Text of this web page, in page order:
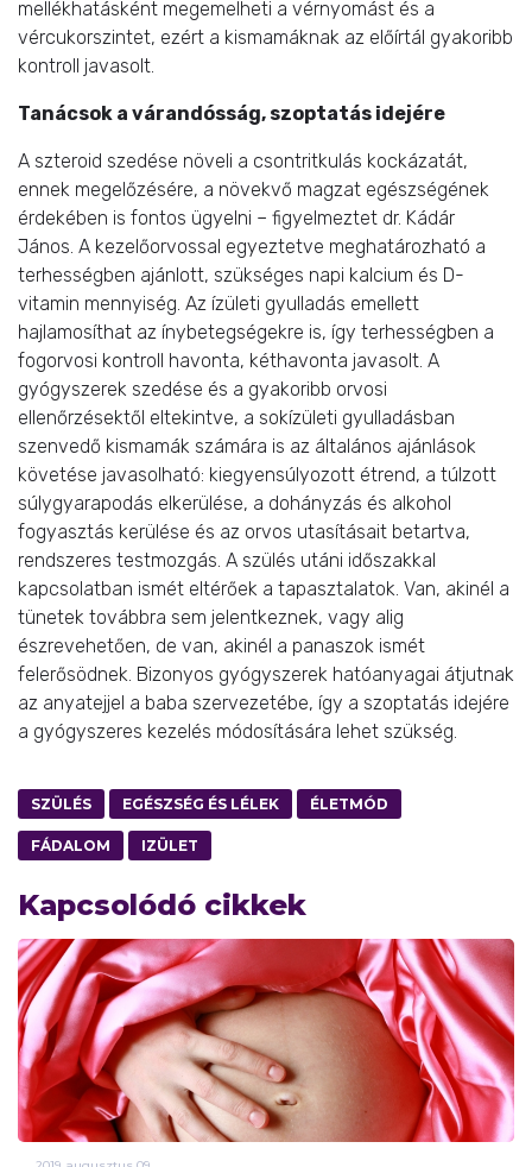
mellékhatásként megemelheti a vérnyomást és a
vércukorszintet, ezért a kismamáknak az előírtál gyakoribb
kontroll javasolt.
Tanácsok a várandósság, szoptatás idejére
A szteroid szedése növeli a csontritkulás kockázatát,
ennek megelőzésére, a növekvő magzat egészségének
érdekében is fontos ügyelni – figyelmeztet dr. Kádár
János. A kezelőorvossal egyeztetve meghatározható a
terhességben ajánlott, szükséges napi kalcium és D-
vitamin mennyiség. Az ízületi gyulladás emellett
hajlamosíthat az ínybetegségekre is, így terhességben a
fogorvosi kontroll havonta, kéthavonta javasolt. A
gyógyszerek szedése és a gyakoribb orvosi
ellenőrzésektől eltekintve, a sokízületi gyulladásban
szenvedő kismamák számára is az általános ajánlások
követése javasolható: kiegyensúlyozott étrend, a túlzott
súlygyarapodás elkerülése, a dohányzás és alkohol
fogyasztás kerülése és az orvos utasításait betartva,
rendszeres testmozgás. A szülés utáni időszakkal
kapcsolatban ismét eltérőek a tapasztalatok. Van, akinél a
tünetek továbbra sem jelentkeznek, vagy alig
észrevehetően, de van, akinél a panaszok ismét
felerősödnek. Bizonyos gyógyszerek hatóanyagai átjutnak
az anyatejjel a baba szervezetébe, így a szoptatás idejére
a gyógyszeres kezelés módosítására lehet szükség.
SZÜLÉS EGÉSZSÉG ÉS LÉLEK ÉLETMÓD
FÁDALOM IZÜLET
Kapcsolódó cikkek